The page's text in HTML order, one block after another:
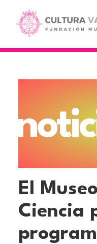
contenido
principal
El
Ciencia